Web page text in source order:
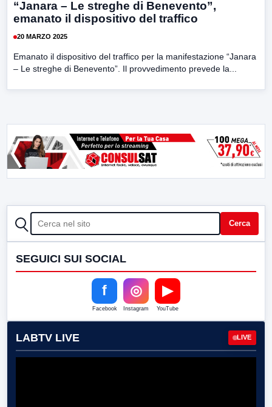
“Janara – Le streghe di Benevento”,
emanato il dispositivo del traffico
20 MARZO 2025
Emanato il dispositivo del traffico per la manifestazione “Janara
– Le streghe di Benevento”. Il provvedimento prevede la...
CERCA Cerca
SEGUICI SUI SOCIAL
f
Facebook
◎
Instagram
▶
YouTube
LABTV LIVE LIVE